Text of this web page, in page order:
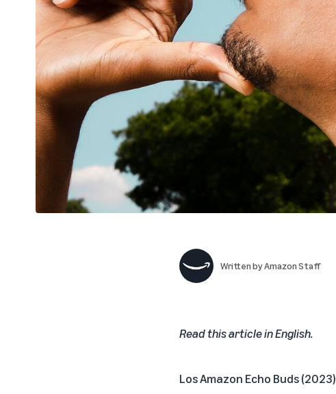
Written byAmazon Staff
Read this article in English.
LosAmazon Echo Buds (2023)